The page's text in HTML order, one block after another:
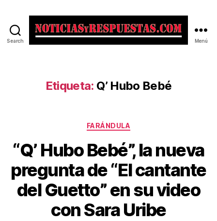
Search Menú
Etiqueta: Q’ Hubo Bebé
Categorías
FARÁNDULA
“Q’ Hubo Bebé”, la nueva
pregunta de “El cantante
del Guetto” en su video
con Sara Uribe